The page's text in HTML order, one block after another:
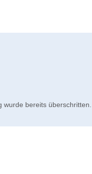
wurde bereits überschritten.